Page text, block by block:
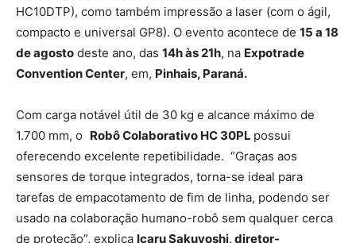
HC10DTP), como também impressão a laser (com o ágil,
compacto e universal GP8). O evento acontece de 15 a 18
de agosto deste ano, das 14h às 21h, na Expotrade
Convention Center, em, Pinhais, Paraná.
Com carga notável útil de 30 kg e alcance máximo de
1.700 mm, o Robô Colaborativo HC 30PL possui
oferecendo excelente repetibilidade. “Graças aos
sensores de torque integrados, torna-se ideal para
tarefas de empacotamento de fim de linha, podendo ser
usado na colaboração humano-robô sem qualquer cerca
de proteção”, explica Icaru Sakuyoshi, diretor-